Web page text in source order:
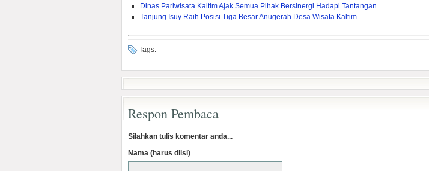
Dinas Pariwisata Kaltim Ajak Semua Pihak Bersinergi Hadapi Tantangan
Tanjung Isuy Raih Posisi Tiga Besar Anugerah Desa Wisata Kaltim
Tags:
Respon Pembaca
Silahkan tulis komentar anda...
Nama (harus diisi)